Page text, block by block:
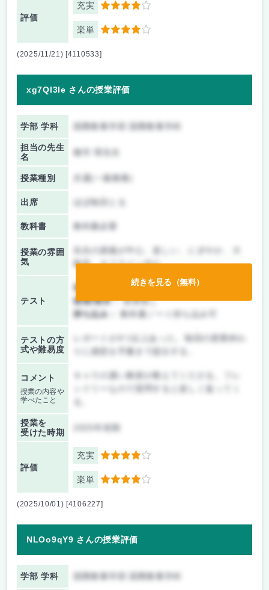
評価
充実 4
楽単 4
(2025/11/21) [4110533]
xg7Ql3Ie さんの授業評価
学部 学科 国際教養学部 国際教養学科
担当の先生
名
種市 瑛先生
授業種別 共通(一般教養)
出席 ほぼ毎回とる
教科書 教科書必要
授業の雰囲
気
先生の講義が中心、楽しい、にぎやか、大
教室、オフライン中心
テスト
前期/中間：
テスト・レポート両方あり
後期/期末：授業無し
持ち込み：
教科書ノート持ち込み可
テストの方
式や難易度
レポートが4つ以上あった。毎回の授業終わ
りに感想を手書きで提出する。
コメント
授業の内容や
学べたこと
キャラの濃い教授が教えてくださる。フレ
授業を
受けた時期
評価
充実 4
楽単 4
続きを見る（無料）
(2025/10/01) [4106227]
NLOo9qY9 さんの授業評価
学部 学科 国際教養学部 国際教養学科